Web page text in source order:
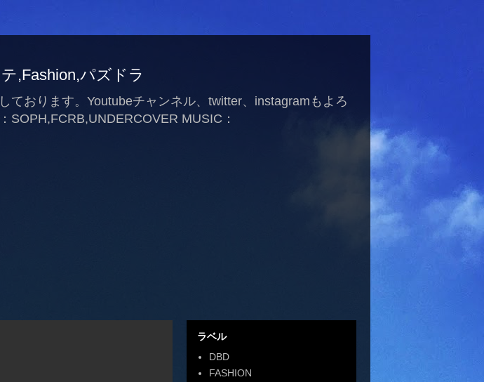
,Fashion,パズドラ
ております。Youtubeチャンネル、twitter、instagramもよろ
SOPH,FCRB,UNDERCOVER MUSIC：
ラベル
DBD
FASHION